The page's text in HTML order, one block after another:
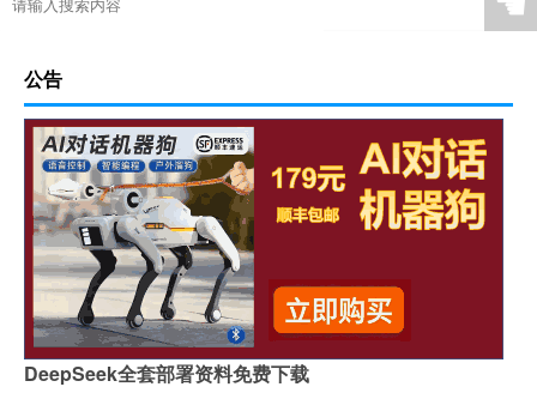
公告
DeepSeek全套部署资料免费下载